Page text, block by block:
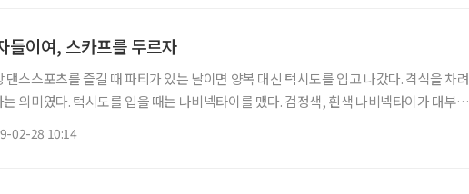
들이여, 스카프를 두르자
댄스스포츠를 즐길 때 파티가 있는 날이면 양복 대신 턱시도를 입고 나갔다. 격식을 차려
의미였다. 턱시도를 입을 때는 나비넥타이를 맸다. 검정색, 흰색 나비넥타이가 대부분
02-28 10:14